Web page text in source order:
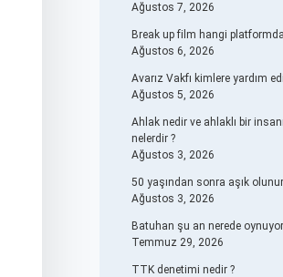
Ağustos 7, 2026
Break up film hangi
Ağustos 6, 2026
Avarız Vakfı kimlere yardım
Ağustos 5, 2026
Ahlak nedir ve ahlaklı bir
nelerdir ?
Ağustos 3, 2026
50 yaşından sonra aşık
Ağustos 3, 2026
Batuhan şu an nerede
Temmuz 29, 2026
TTK denetimi nedir ?